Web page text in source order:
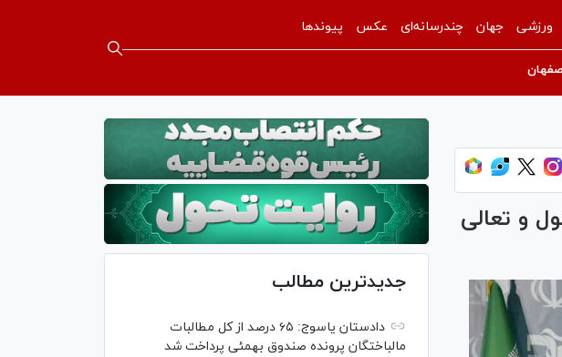
ورزشی جهان چندرسانه‌ای عکس پیوندها
و تعالی
جدیدترین مطالب
دادستان یاسوج: ۶۵ درصد از کل مطالبات
مالباختگان پرونده صندوق بهمئی پرداخت شد